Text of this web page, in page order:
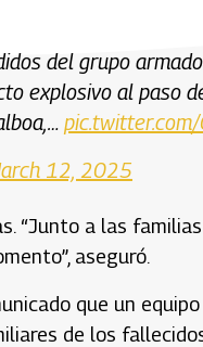
del grupo
explosivo al paso
12, 2025
“Junto a las
aseguró.
que un
de los